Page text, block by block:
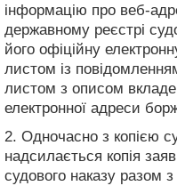
інформацію про веб-
державному реєстрі
його офіційну
листом із
листом з описом
електронної адреси
2. Одночасно з копією
надсилається копія
судового наказу разом